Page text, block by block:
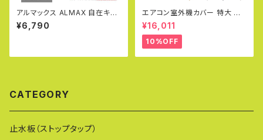
アルマックス ALMAX 自在キャ
スター 台座セット 360度回転
車輪径100Φ M12×25mm ブ
03-0843
¥6,790
エアコン室外機カバー 特大 ジ
ャンボサイズ 1080×390×945
mm グッドデザイン賞受賞 アル
ミ製 木目調 エアコンカバー ベ
ランダ 雨 雪 日よけ KB-108
¥16,011
10%OFF
CATEGORY
止水板（ストップタップ）